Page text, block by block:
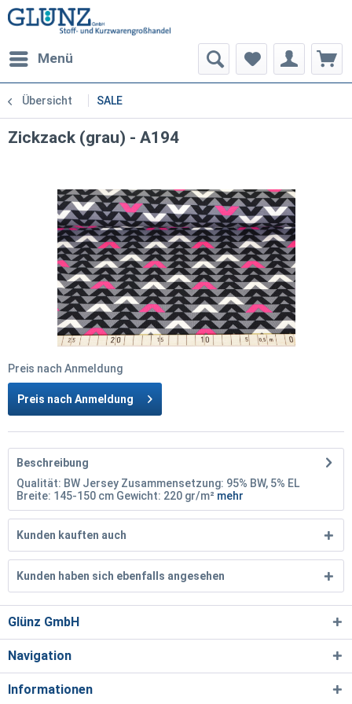
Menü
Übersicht SALE
Zickzack (grau) - A194
Preis nach Anmeldung
Preis nach Anmeldung
Beschreibung
Qualität: BW Jersey Zusammensetzung: 95% BW, 5% EL
Breite: 145-150 cm Gewicht: 220 gr/m² mehr
Kunden kauften auch
Kunden haben sich ebenfalls angesehen
Glünz GmbH
Navigation
Informationen